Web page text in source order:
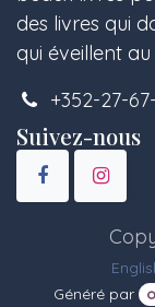
des livres qui
qui éveillent au
+352-27-
Suivez-nous
Généré par